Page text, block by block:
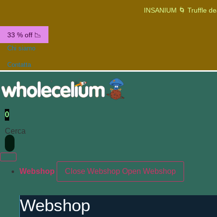
INSANIUM 🌀 Truffle
33 % off 📉
Chi siamo
Contatta
0
Cerca
Webshop Close Webshop Open Webshop
Webshop